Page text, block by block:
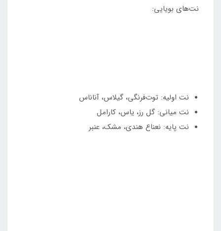
نت‌های بویایی:
نت اولیه: توت‌فرنگی، گیلاس، آناناس
نت میانی: گل رز، یاس، کارامل
نت پایه: نعناع هندی، مشک، عنبر